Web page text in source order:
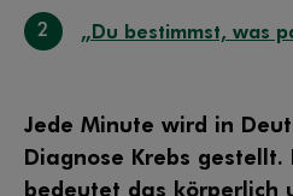
2 „Du bestimmst, was
Jede Minute wird in
Diagnose Krebs gestellt.
bedeutet das körperlich